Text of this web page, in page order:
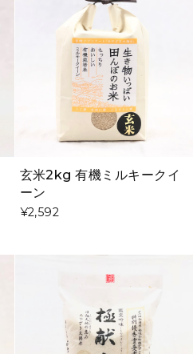
玄米2kg 有機ミルキークイ
ーン
¥2,592